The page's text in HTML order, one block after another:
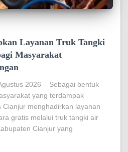
Layanan Truk Tangki
Masyarakat
2026 – Sebagai bentuk
yang terdampak
Cianjur menghadirkan layanan
gratis melalui truk tangki air
Cianjur yang